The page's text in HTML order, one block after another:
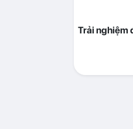
Trải nghiệm